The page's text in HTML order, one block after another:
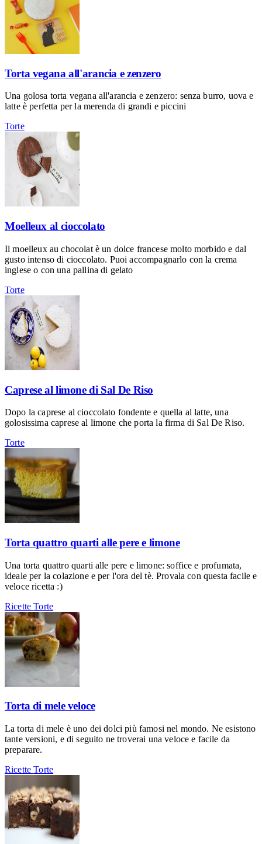
Torta vegana all'arancia e zenzero
Una golosa torta vegana all'arancia e zenzero: senza burro, uova e
latte è perfetta per la merenda di grandi e piccini
Torte
Moelleux al cioccolato
Il moelleux au chocolat è un dolce francese molto morbido e dal
gusto intenso di cioccolato. Puoi accompagnarlo con la crema
inglese o con una pallina di gelato
Torte
Caprese al limone di Sal De Riso
Dopo la caprese al cioccolato fondente e quella al latte, una
golosissima caprese al limone che porta la firma di Sal De Riso.
Torte
Torta quattro quarti alle pere e limone
Una torta quattro quarti alle pere e limone: soffice e profumata,
ideale per la colazione e per l'ora del tè. Provala con questa facile e
veloce ricetta :)
RicetteTorte
Torta di mele veloce
La torta di mele è uno dei dolci più famosi nel mondo. Ne esistono
tante versioni, e di seguito ne troverai una veloce e facile da
preparare.
RicetteTorte